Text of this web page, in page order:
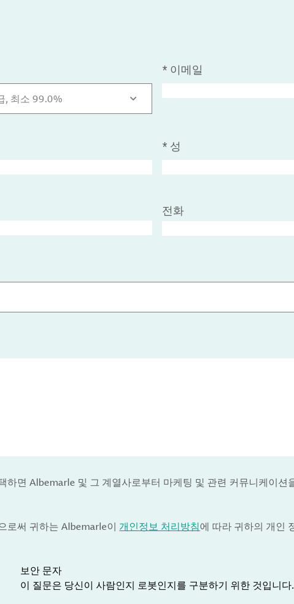
, 최소 99.0%
* 이메일
* 성
전화
하면 Albemarle 및 그 계열사로부터 마케팅 및 관련 커뮤니케이션
로써 귀하는 Albemarle이 개인정보 처리방침에 따라 귀하의 개인
보안 문자
이 질문은 당신이 사람인지 로봇인지를 구분하기 위한 것입니다.